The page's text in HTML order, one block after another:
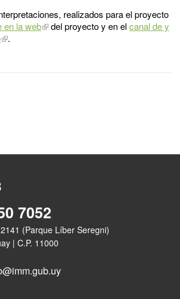
realizados para el proyecto
en la web del proyecto y en elcanal de y
.
7052
(Parque Líber Seregni)
| C.P. 11000